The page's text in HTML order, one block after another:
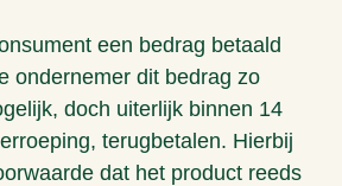
een bedrag betaald
ondernemer dit bedrag zo
doch uiterlijk binnen 14
terugbetalen. Hierbij
dat het product reeds